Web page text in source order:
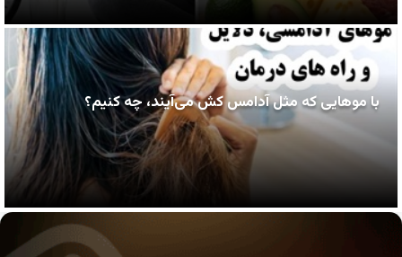
با موهایی که مثل آدامس کش می‌آیند، چه کنیم؟